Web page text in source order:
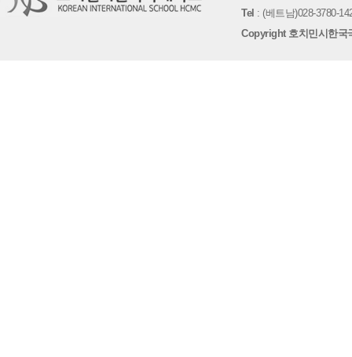
Tel : (베트남)028-3780-
Copyright 호치민시한국